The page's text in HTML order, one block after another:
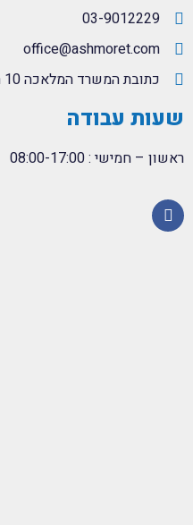
03-9012229
office@ashmoret.com
כתובת המשרד המלאכה 10 ראש העין
שעות עבודה
ראשון – חמישי : 08:00-17:00